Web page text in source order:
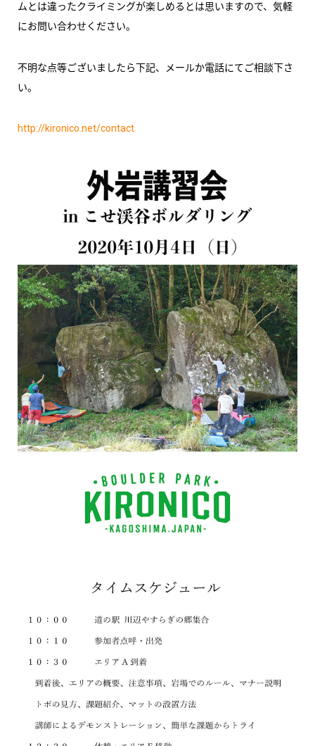
ムとは違ったクライミングが楽しめるとは思いますので、気軽
にお問い合わせください。
不明な点等ございましたら下記、メールか電話にてご相談下さ
い。
http://kironico.net/contact